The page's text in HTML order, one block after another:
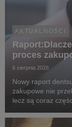
AKTUALNOŚCI
proces
6 sierpnia 2026
Nowy raport
zakupowe nie
lecz są coraz
inteligencji.